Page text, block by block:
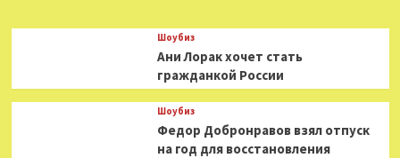
Шоубиз
Ани Лорак хочет стать
гражданкой России
Шоубиз
Федор Добронравов взял отпуск
на год для восстановления